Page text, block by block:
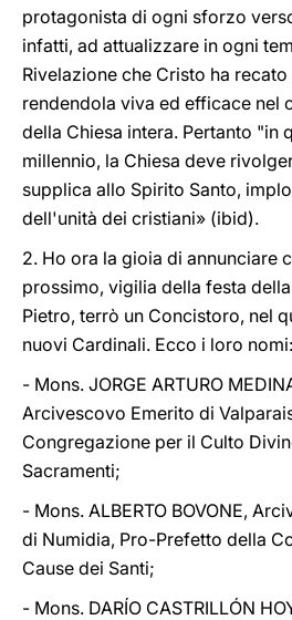
protagonista di ogni sforzo
infatti, ad attualizzare in ogni
Rivelazione che Cristo ha
rendendola viva ed efficace nel
della Chiesa intera. Pertanto "in
millennio, la Chiesa deve
supplica allo Spirito Santo,
dell'unità dei cristiani» (ibid).
2. Ho ora la gioia di annunciare
prossimo, vigilia della festa
Pietro, terrò un Concistoro, nel
nuovi Cardinali. Ecco i loro nomi:
- Mons. JORGE ARTURO
Arcivescovo Emerito di
Congregazione per il Culto
Sacramenti;
- Mons. ALBERTO BOVONE,
di Numidia, Pro-Prefetto della
Cause dei Santi;
- Mons. DARÍO CASTRILLÓN